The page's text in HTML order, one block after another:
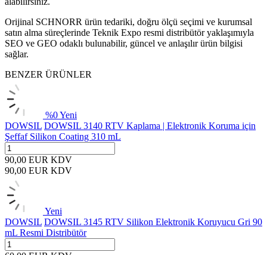
Orijinal SCHNORR ürün tedariki, doğru ölçü seçimi ve kurumsal
satın alma süreçlerinde Teknik Expo resmi distribütör yaklaşımıyla
SEO ve GEO odaklı bulunabilir, güncel ve anlaşılır ürün bilgisi
sağlar.
BENZER ÜRÜNLER
%0Yeni
DOWSIL DOWSIL 3140 RTV Kaplama | Elektronik Koruma için
Şeffaf Silikon Coating 310 mL
90,00 EUR KDV
90,00 EUR KDV
Yeni
DOWSIL DOWSIL 3145 RTV Silikon Elektronik Koruyucu Gri 90
mL Resmi Distribütör